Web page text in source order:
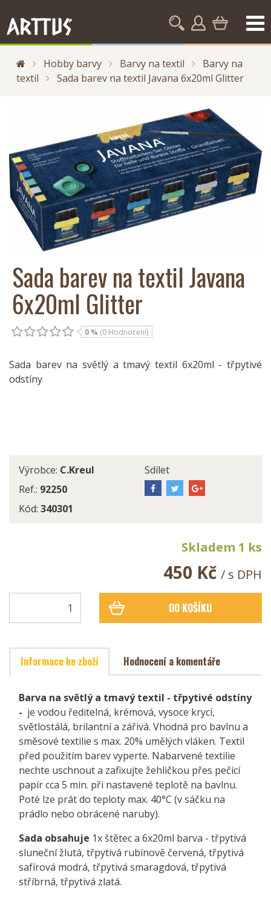
Hobby barvy Barvy na textil
Barvy na
textil
Sada barev na textil Javana 6x20ml Glitter
Sada barev na textil Javana
6x20ml Glitter
0 % (0 Hodnocení)
Sada barev na světlý a tmavý textil 6x20ml - třpytivé
odstíny
Výrobce: C.Kreul
Ref.: 92250
Kód: 340301
Sdílet
Skladem 1 ks
450 Kč / s DPH
DO KOŠÍKU
Informace ke zboží Hodnocení a komentáře
Barva na světlý a tmavý textil - třpytivé odstíny
- je vodou ředitelná, krémová, vysoce krycí,
světlostálá, brilantní a zářivá. Vhodná pro bavlnu a
směsové textilie s max. 20% umělých vláken. Textil
před použitím barev vyperte. Nabarvené textilie
nechte uschnout a zafixujte žehličkou přes pečící
papír cca 5 min. při nastavené teplotě na bavlnu.
Poté lze prát do teploty max. 40°C (v sáčku na
prádlo nebo obrácené naruby).
Sada obsahuje 1x štětec a 6x20ml barva - třpytivá
sluneční žlutá, třpytivá rubínově červená, třpytivá
safírová modrá, třpytivá smaragdová, třpytivá
stříbrná, třpytivá zlatá.